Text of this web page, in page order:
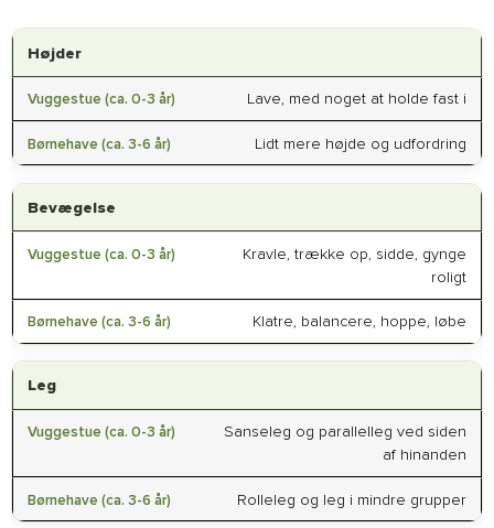
Højder
Lave, med noget at holde fast i
Lidt mere højde og udfordring
Bevægelse
Kravle, trække op, sidde, gynge
roligt
Klatre, balancere, hoppe, løbe
Leg
Sanseleg og parallelleg ved siden
af hinanden
Rolleleg og leg i mindre grupper